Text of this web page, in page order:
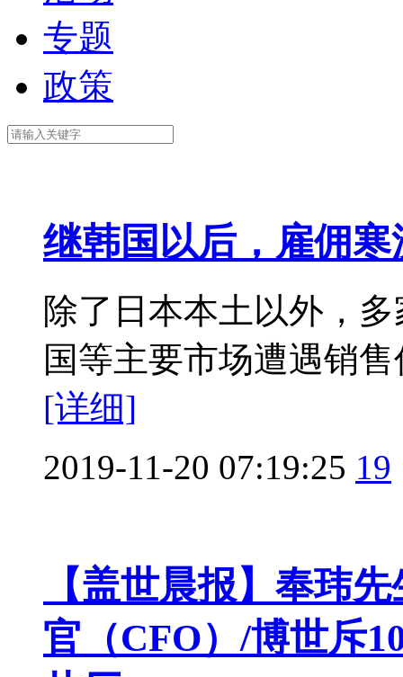
专题
政策
继韩国以后，雇佣
除了日本本土以外，
国等主要市场遭遇销
[详细]
2019-11-20 07:19:25 19
【盖世晨报】奉玮
官（CFO）/博世斥